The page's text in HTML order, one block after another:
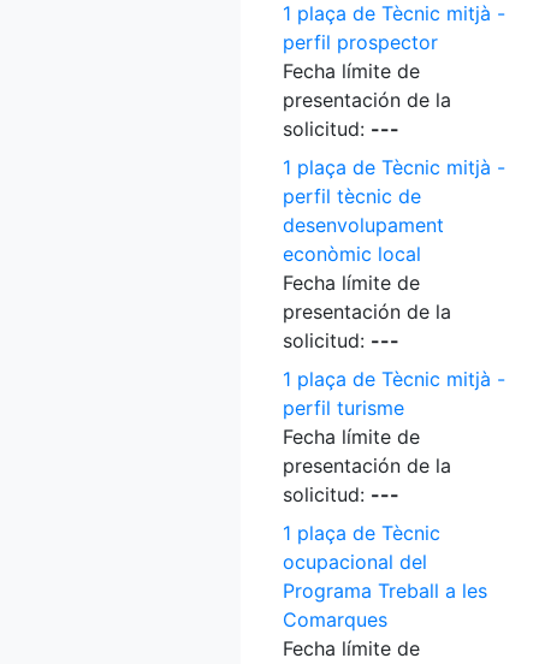
1 plaça de Tècnic mitjà -
perfil prospector
Fecha límite de
presentación de la
solicitud: ---
1 plaça de Tècnic mitjà -
perfil tècnic de
desenvolupament
econòmic local
Fecha límite de
presentación de la
solicitud: ---
1 plaça de Tècnic mitjà -
perfil turisme
Fecha límite de
presentación de la
solicitud: ---
1 plaça de Tècnic
ocupacional del
Programa Treball a les
Comarques
Fecha límite de